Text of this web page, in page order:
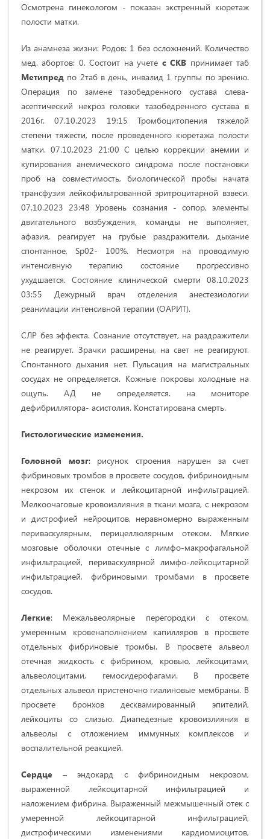
Осмотрена гинекологом - показан экстренный кюретаж
полости матки.
Из анамнеза жизни: Родов: 1 без осложнений. Количество
мед. абортов: 0. Состоит на учете с СКВ принимает таб
Метипред по 2таб в день, инвалид 1 группы по зрению.
Операция по замене тазобедренного сустава слева-
асептический некроз головки тазобедренного сустава в
2016г. 07.10.2023 19:15 Тромбоцитопения тяжелой
степени тяжести, после проведенного кюретажа полости
матки. 07.10.2023 21:00 С целью коррекции анемии и
купирования анемического синдрома после постановки
проб на совместимость, биологической пробы начата
трансфузия лейкофильтрованной эритроцитарной взвеси.
07.10.2023 23:48 Уровень сознания - сопор, элементы
двигательного возбуждения, команды не выполняет,
афазия, реагирует на грубые раздражители, дыхание
спонтанное, Sp02- 100%. Несмотря на проводимую
интенсивную терапию состояние прогрессивно
ухудшается. Состояние клинической смерти 08.10.2023
03:55 Дежурный врач отделения анестезиологии
реанимации интенсивной терапии (ОАРИТ).
СЛР без эффекта. Сознание отсутствует, на раздражители
не реагирует. Зрачки расширены, на свет не реагируют.
Спонтанного дыхания нет. Пульсация на магистральных
сосудах не определяется. Кожные покровы холодные на
ощупь. АД не определяется. на мониторе
дефибриллятора- асистолия. Констатирована смерть.
Гистологические изменения.
Головной мозг: рисунок строения нарушен за счет
фибриновых тромбов в просвете сосудов, фибриноидным
некрозом их стенок и лейкоцитарной инфильтрацией.
Мелкоочаговые кровоизлияния в ткани мозга, с некрозом
и дистрофией нейроцитов, неравномерно выраженным
периваскулярным,
перицеллюлярным отеком. Мягкие
мозговые оболочки отечные с лимфо-макрофагальной
инфильтрацией, периваскулярной лимфо-лейкоцитарной
инфильтрацией, фибриновыми тромбами в просвете
сосудов.
Легкие: Межальвеолярные перегородки с отеком,
умеренным кровенаполнением капилляров в просвете
отдельных фибриновые тромбы. В просвете альвеол
отечная жидкость с фибрином, кровью, лейкоцитами,
альвеолоцитами, гемосидерофагами. В просвете
отдельных альвеол пристеночно гиалиновые мембраны. В
просвете бронхов десквамированный эпителий,
лейкоциты со слизью. Диапедезные кровоизлияния в
альвеолы с отложением иммунных комплексов и
воспалительной реакцией.
Сердце– эндокард с фибриноидным некрозом,
выраженной лейкоцитарной инфильтрацией и
наложением фибрина. Выраженный межмышечный отек с
умеренной лейкоцитарной инфильтрацией,
дистрофическими изменениями кардиомиоцитов,